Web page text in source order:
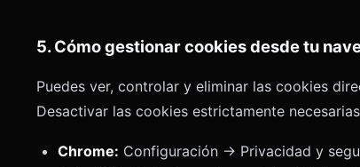
5. Cómo gestionar cookies desde tu
Puedes ver, controlar y eliminar las cookies
Desactivar las cookies estrictamente
Chrome: Configuración → Privacidad y